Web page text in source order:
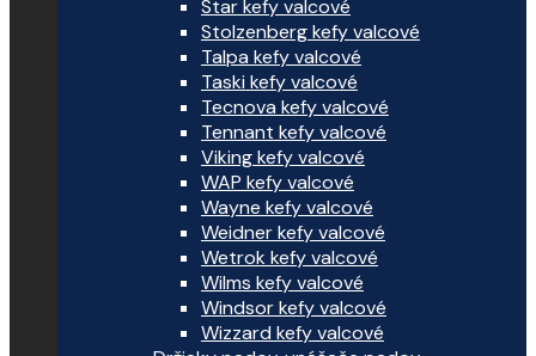
Star kefy valcové
Stolzenberg kefy valcové
Talpa kefy valcové
Taski kefy valcové
Tecnova kefy valcové
Tennant kefy valcové
Viking kefy valcové
WAP kefy valcové
Wayne kefy valcové
Weidner kefy valcové
Wetrok kefy valcové
Wilms kefy valcové
Windsor kefy valcové
Wizzard kefy valcové